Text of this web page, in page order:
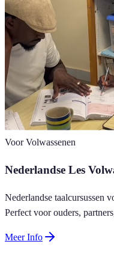
Voor Volwassenen
Nederlandse Les
Nederlandse taalcursussen
Perfect voor ouders,
Meer Info